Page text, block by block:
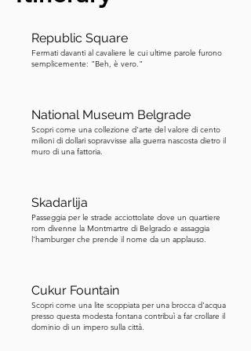
quasi privatizzata all'inizio del
proteste pubbliche la salvò. Fu
dichiarata monumento storico quasi
restituita ai discendenti di Pavlović
attraverso i tribunali di restituzione.
Ora, la cultura della kafana è essenziale
una kafana per ogni cinquanta abitanti.
Non erano solo bar, ma uffici, salotti,
società di dibattito e luoghi di
ha stancato, fai una pausa qui alla
kafana più antica rimasta in Serbia.
Oppure, puoi riprendere il tour e
Republic Square
Fermati davanti al cavaliere le cui ultime parole furono
semplicemente: "Beh, è vero."
National Museum Belgrade
Scopri come una collezione d'arte del valore di cento
milioni di dollari sopravvisse alla guerra nascosta dietro il
muro di una fattoria.
Skadarlija
Passeggia per le strade acciottolate dove un quartiere
rom divenne la Montmartre di Belgrado e assaggia
l'hamburger che prende il nome da un applauso.
Cukur Fountain
Scopri come una lite scoppiata per una brocca d'acqua
presso questa modesta fontana contribuì a far crollare il
dominio di un impero sulla città.